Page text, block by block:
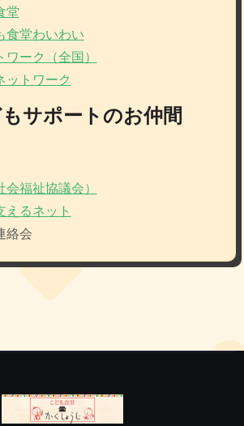
堂
食堂わいわい
ーク（全国）
ットワーク
サポートのお仲間
福祉協議会）
えるネット
絡会